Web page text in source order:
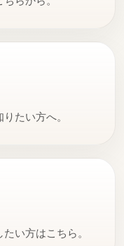
たい方へ。
い方はこちら。